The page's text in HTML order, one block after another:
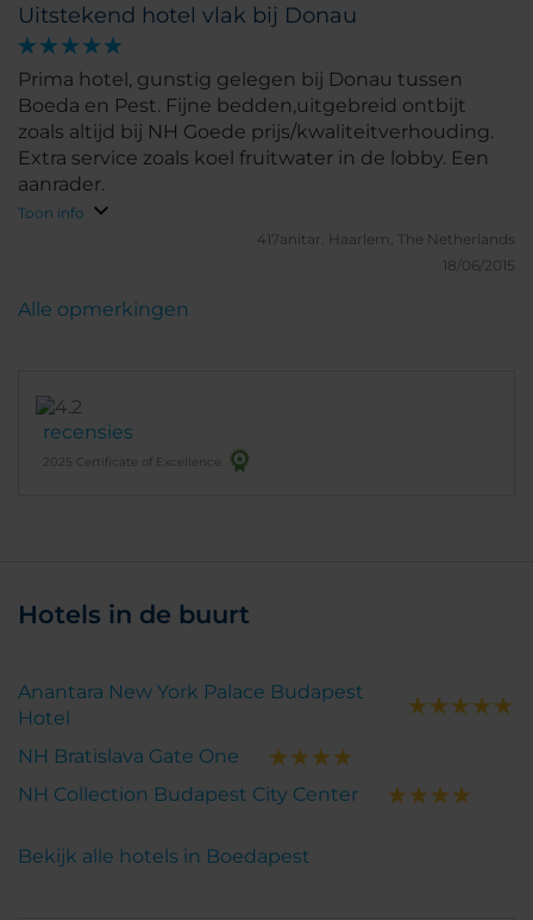
Uitstekend hotel vlak bij Donau
Prima hotel, gunstig gelegen bij Donau tussen
Boeda en Pest. Fijne bedden,uitgebreid ontbijt
zoals altijd bij NH Goede prijs/kwaliteitverhouding.
Extra service zoals koel fruitwater in de lobby. Een
aanrader.
Toon info
417anitar.
Haarlem, The Netherlands
18/06/2015
recensies
2025 Certificate of Excellence
Alle opmerkingen
Hotels in de buurt
Anantara New York Palace Budapest
Hotel
NH Bratislava Gate One
NH Collection Budapest City Center
Bekijk alle hotels in Boedapest